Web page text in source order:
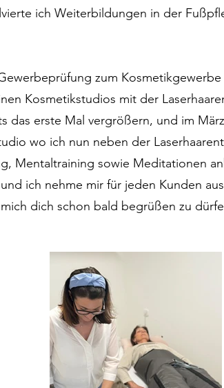
ich Weiterbildungen in der
zum
Kosmetikstudios mit der
das erste Mal vergrößern, und im
wo ich nun neben der
Mentaltraining sowie Meditationen
ich nehme mir für jeden Kunden
dich schon bald begrüßen zu